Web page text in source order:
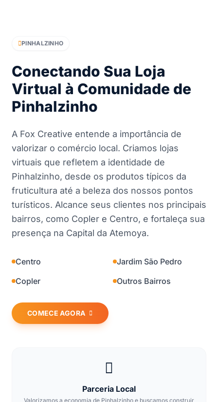
PINHALZINHO
Conectando Sua Loja
Virtual à Comunidade de
Pinhalzinho
A Fox Creative entende a importância de
valorizar o comércio local. Criamos lojas
virtuais que refletem a identidade de
Pinhalzinho, desde os produtos típicos da
fruticultura até a beleza dos nossos pontos
turísticos. Alcance seus clientes nos principais
bairros, como Copler e Centro, e fortaleça sua
presença na Capital da Atemoya.
Centro
Jardim São Pedro
Copler
Outros Bairros
COMECE AGORA
Parceria Local
Valorizamos a economia de Pinhalzinho e buscamos construir